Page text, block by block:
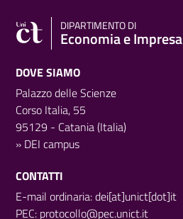
DIPARTIMENTO DI
Economia e Impresa
DOVE SIAMO
Palazzo delle Scienze
Corso Italia, 55
95129 - Catania (Italia)
» DEI campus
CONTATTI
E-mail ordinaria: dei[at]unict[dot]it
PEC: protocollo@pec.unict.it